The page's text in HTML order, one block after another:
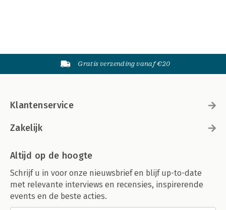
Gratis verzending vanaf €20
Klantenservice
Zakelijk
Altijd op de hoogte
Schrijf u in voor onze nieuwsbrief en blijf up-to-date
met relevante interviews en recensies, inspirerende
events en de beste acties.